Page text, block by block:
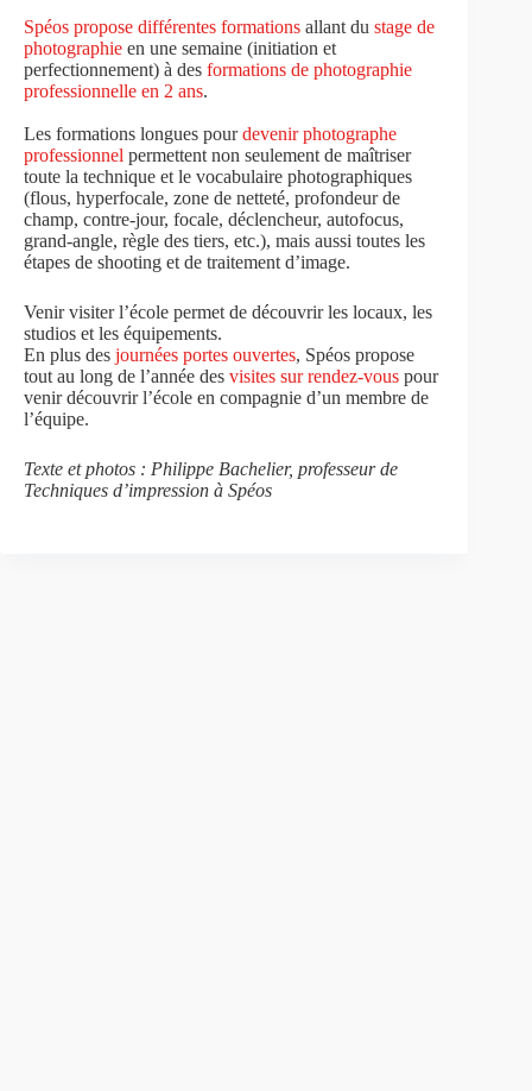
Spéos propose différentes formations allant du stage de
photographie en une semaine (initiation et
perfectionnement) à des formations de photographie
professionnelle en 2 ans.
Les formations longues pourdevenir photographe
professionnel permettent non seulement de maîtriser
toute la technique et le vocabulaire photographiques
(flous, hyperfocale, zone de netteté, profondeur de
champ, contre-jour, focale, déclencheur, autofocus,
grand-angle, règle des tiers, etc.), mais aussi toutes les
étapes de shooting et de traitement d’image.
Venir visiter l’école permet de découvrir les locaux, les
studios et les équipements.
En plus des journées portes ouvertes, Spéos propose
tout au long de l’année des visites sur rendez-vous pour
venir découvrir l’école en compagnie d’un membre de
l’équipe.
Texte et photos : Philippe Bachelier, professeur de
Techniques d’impression à Spéos